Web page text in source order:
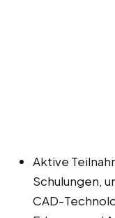
Aktive
Schulungen,
CAD-